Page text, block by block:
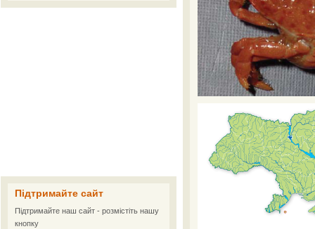
Підтримайте сайт
Підтримайте наш сайт - розмістіть нашу
кнопку